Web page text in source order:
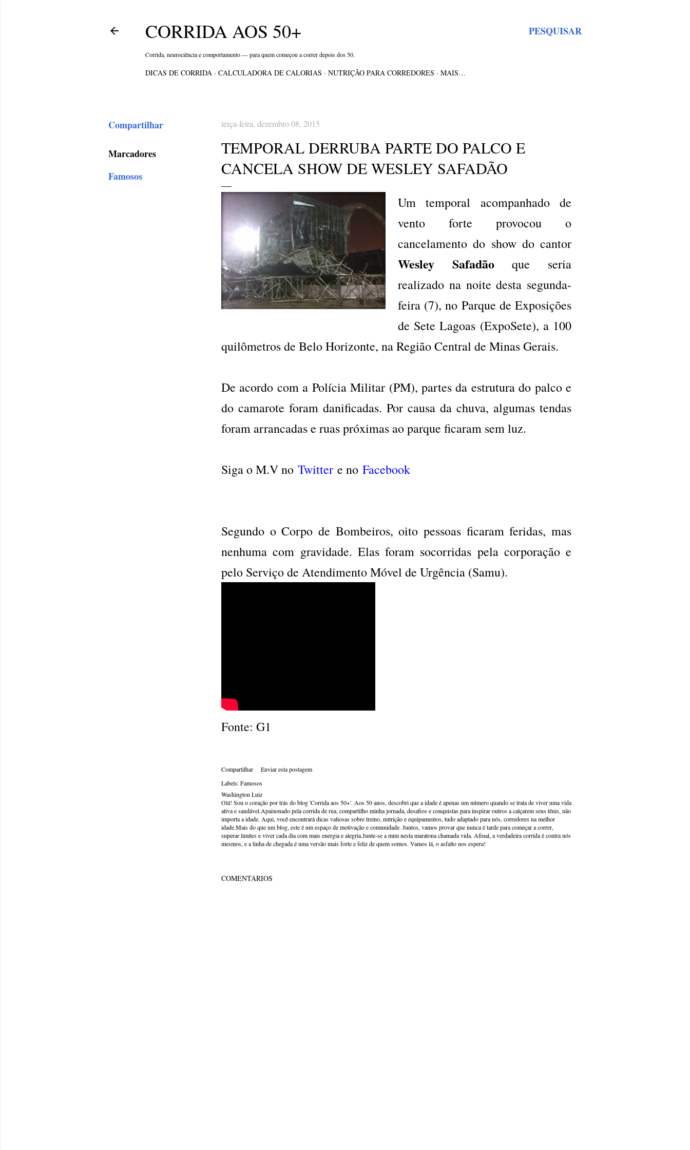
PESQUISAR
CORRIDA AOS 50+
Corrida, neurociência e comportamento — para quem começou a correr depois dos 50.
DICAS DE CORRIDA CALCULADORA DE CALORIAS NUTRIÇÃO PARA CORREDORES MAIS…
Compartilhar
Marcadores
Famosos
terça-feira, dezembro 08, 2015
TEMPORAL DERRUBA PARTE DO PALCO E
CANCELA SHOW DE WESLEY SAFADÃO
Um temporal acompanhado de
vento forte provocou o
cancelamento do show do cantor
Wesley Safadãoque seria
realizado na noite desta segunda-
feira (7), no Parque de Exposições
de Sete Lagoas (ExpoSete), a 100
quilômetros de Belo Horizonte, na Região Central de Minas Gerais.
De acordo com a Polícia Militar (PM), partes da estrutura do palco e
do camarote foram danificadas. Por causa da chuva, algumas tendas
foram arrancadas e ruas próximas ao parque ficaram sem luz.
Siga o M.V no Twitter e no Facebook
Segundo o Corpo de Bombeiros, oito pessoas ficaram feridas, mas
nenhuma com gravidade. Elas foram socorridas pela corporação e
pelo Serviço de Atendimento Móvel de Urgência (Samu).
Fonte: G1
Compartilhar
Enviar esta postagem
Labels:Famosos
Washington Luiz
Olá! Sou o coração por trás do blog 'Corrida aos 50+'. Aos 50 anos, descobri que a idade é apenas um número quando se trata de viver uma vida
ativa e saudável.Apaixonado pela corrida de rua, compartilho minha jornada, desafios e conquistas para inspirar outros a calçarem seus tênis, não
importa a idade. Aqui, você encontrará dicas valiosas sobre treino, nutrição e equipamentos, tudo adaptado para nós, corredores na melhor
idade.Mais do que um blog, este é um espaço de motivação e comunidade. Juntos, vamos provar que nunca é tarde para começar a correr,
superar limites e viver cada dia com mais energia e alegria.Junte-se a mim nesta maratona chamada vida. Afinal, a verdadeira corrida é contra nós
mesmos, e a linha de chegada é uma versão mais forte e feliz de quem somos. Vamos lá, o asfalto nos espera!
COMENTÁRIOS